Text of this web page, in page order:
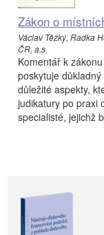
Zákon o
Václav Těžký, Radka
ČR, a.s.
Komentář k
poskytuje
důležité aspekty,
judikatury po praxi
specialisté, jejichž